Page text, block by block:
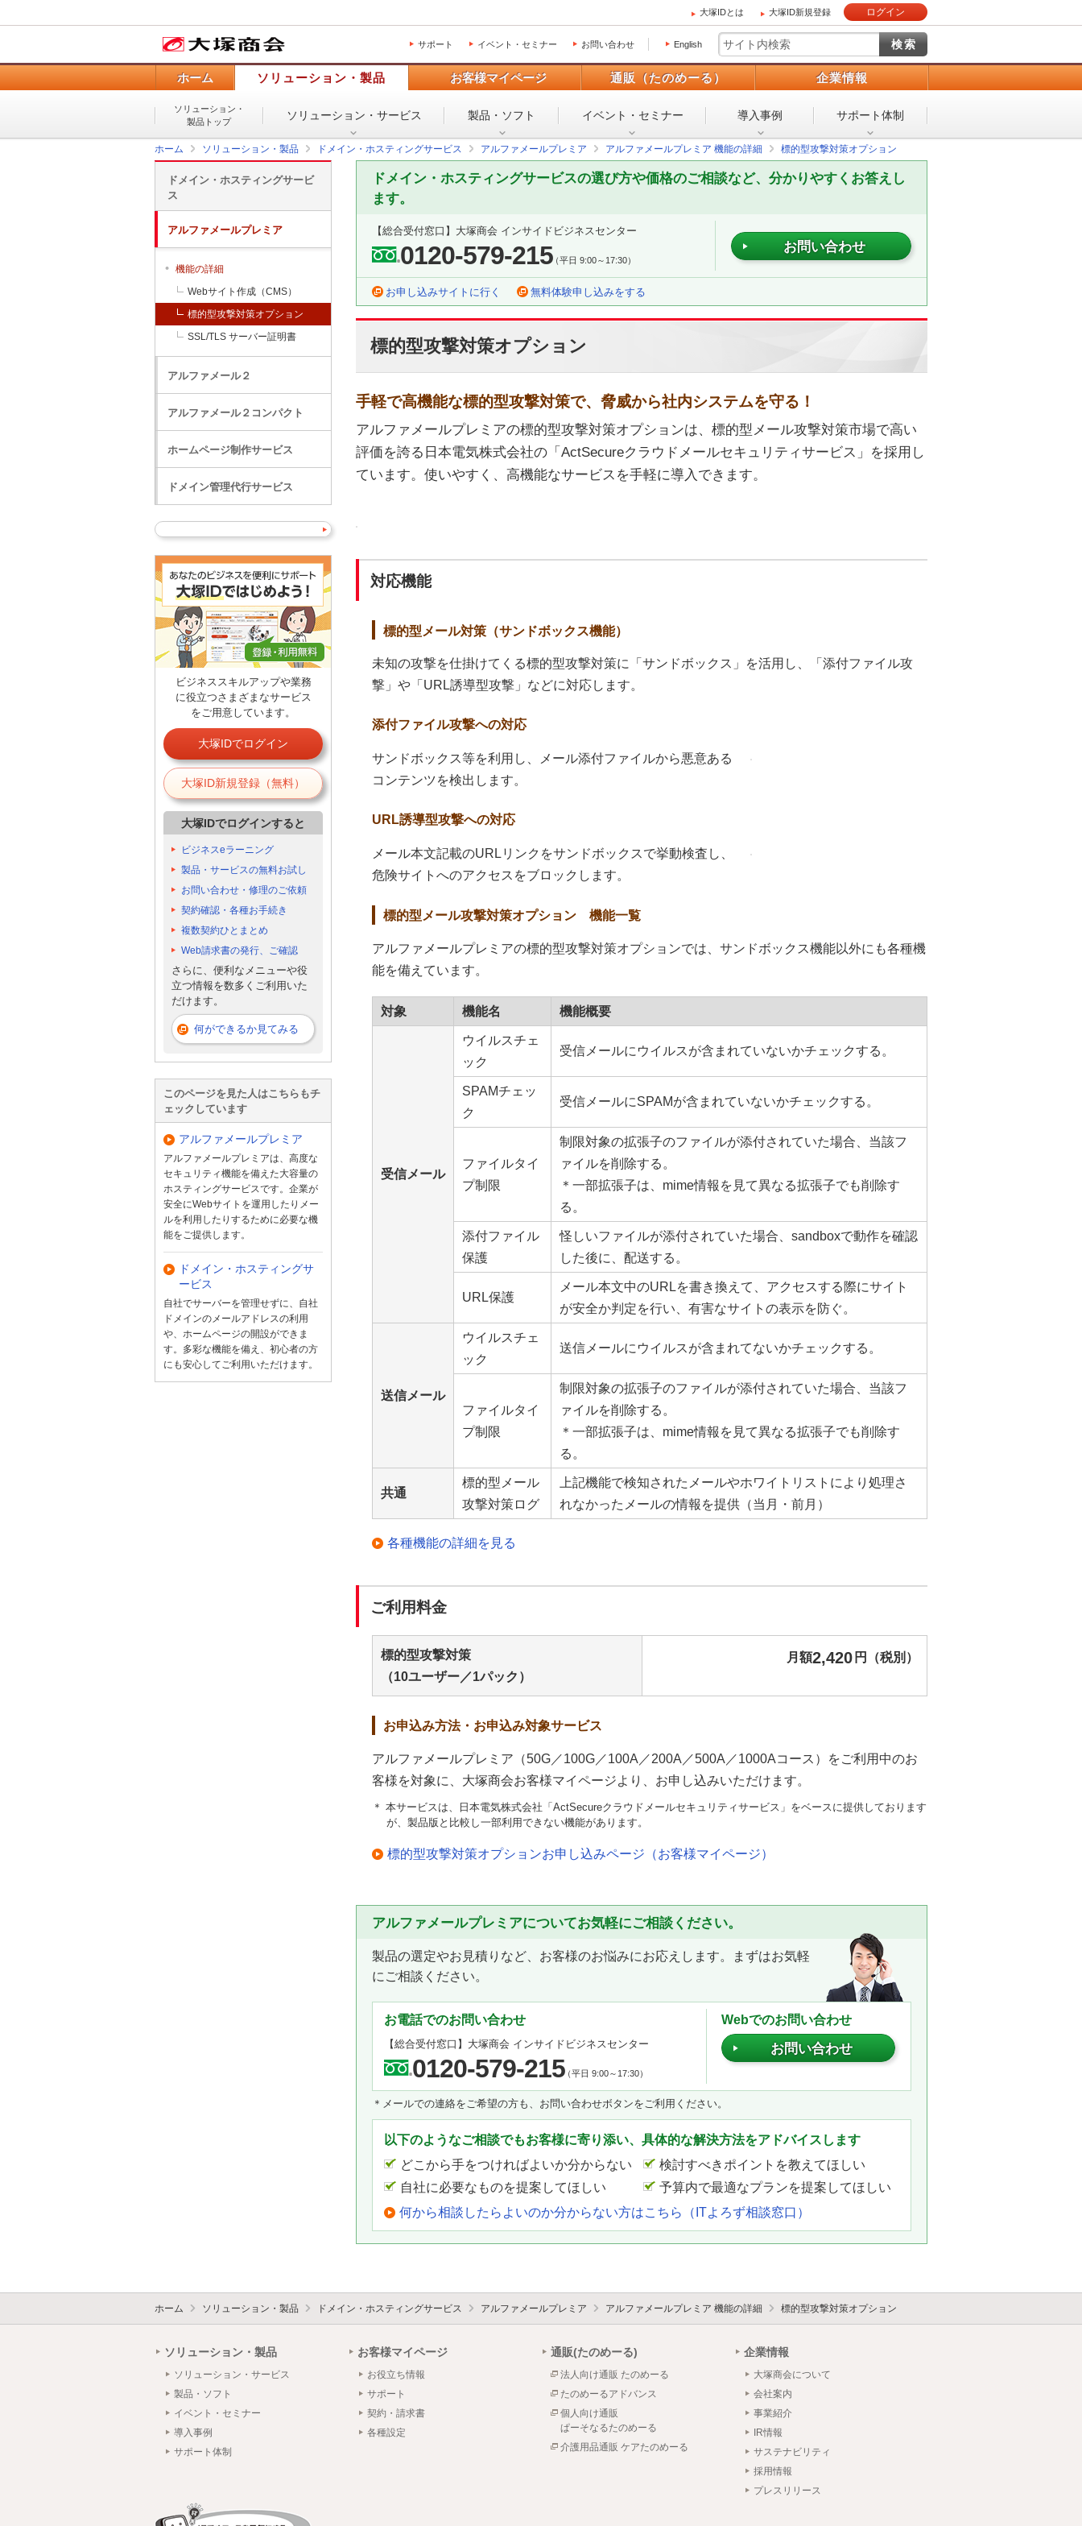
大塚IDとは 大塚ID新規登録 ログイン
サポート イベント・セミナー お問い合わせ English
ホーム ソリューション・製品 お客様マイページ 通販（たのめーる） 企業情報
ソリューション・
製品トップ
ソリューション・ サービス 製品・ソフト イベント・ セミナー 導入事例 サポート体制
ホーム ソリューション・製品 ドメイン・ホスティングサービス アルファメールプレミア アルファメールプレミア 機能の詳細 標的型攻撃対策オプション
ドメイン・ホスティングサービスの選び方や価格のご相談など、分かりやすくお答えし
ます。
【総合受付窓口】大塚商会 インサイドビジネスセンター
0120-579-215（平日 9:00～17:30）
お問い合わせ
お申し込みサイトに行く 無料体験申し込みをする
標的型攻撃対策オプション
手軽で高機能な標的型攻撃対策で、脅威から社内システムを守る！
アルファメールプレミアの標的型攻撃対策オプションは、標的型メール攻撃対策市場で高い
評価を誇る日本電気株式会社の「ActSecureクラウドメールセキュリティサービス」を採用し
ています。使いやすく、高機能なサービスを手軽に導入できます。
対応機能
標的型メール対策（サンドボックス機能）
未知の攻撃を仕掛けてくる標的型攻撃対策に「サンドボックス」を活用し、「添付ファイル攻
撃」や「URL誘導型攻撃」などに対応します。
添付ファイル攻撃への対応
サンドボックス等を利用し、メール添付ファイルから悪意ある
コンテンツを検出します。
URL誘導型攻撃への対応
メール本文記載のURLリンクをサンドボックスで挙動検査し、
危険サイトへのアクセスをブロックします。
標的型メール攻撃対策オプション 機能一覧
アルファメールプレミアの標的型攻撃対策オプションでは、サンドボックス機能以外にも各種機
能を備えています。
対象 機能名 機能概要
受信メール
ウイルスチェ
ック
受信メールにウイルスが含まれていないかチェックする。
SPAMチェッ
ク
受信メールにSPAMが含まれていないかチェックする。
ファイルタイ
プ制限
制限対象の拡張子のファイルが添付されていた場合、当該フ
ァイルを削除する。
＊一部拡張子は、mime情報を見て異なる拡張子でも削除す
る。
添付ファイル
保護
怪しいファイルが添付されていた場合、sandboxで動作を確認
した後に、配送する。
URL保護
メール本文中のURLを書き換えて、アクセスする際にサイト
が安全か判定を行い、有害なサイトの表示を防ぐ。
送信メール
ウイルスチェ
ック
送信メールにウイルスが含まれてないかチェックする。
ファイルタイ
プ制限
制限対象の拡張子のファイルが添付されていた場合、当該フ
ァイルを削除する。
＊一部拡張子は、mime情報を見て異なる拡張子でも削除す
る。
共通
標的型メール
攻撃対策ログ
上記機能で検知されたメールやホワイトリストにより処理さ
れなかったメールの情報を提供（当月・前月）
各種機能の詳細を見る
ご利用料金
標的型攻撃対策
（10ユーザー／1パック）
月額2,420 円（税別）
お申込み方法・お申込み対象サービス
アルファメールプレミア（50G／100G／100A／200A／500A／1000Aコース）をご利用中のお
客様を対象に、大塚商会お客様マイページより、お申し込みいただけます。
＊ 本サービスは、日本電気株式会社「ActSecureクラウドメールセキュリティサービス」をベースに提供しております
が、製品版と比較し一部利用できない機能があります。
標的型攻撃対策オプションお申し込みページ（お客様マイページ）
アルファメールプレミアについてお気軽にご相談ください。
製品の選定やお見積りなど、お客様のお悩みにお応えします。まずはお気軽
にご相談ください。
お電話でのお問い合わせ
【総合受付窓口】大塚商会 インサイドビジネスセンター
0120-579-215（平日 9:00～17:30）
Webでのお問い合わせ
お問い合わせ
＊メールでの連絡をご希望の方も、お問い合わせボタンをご利用ください。
以下のようなご相談でもお客様に寄り添い、具体的な解決方法をアドバイスします
どこから手をつければよいか分からない
検討すべきポイントを教えてほしい
自社に必要なものを提案してほしい
予算内で最適なプランを提案してほしい
何から相談したらよいのか分からない方はこちら（ITよろず相談窓口）
ドメイン・ホスティングサービ
ス
アルファメールプレミア
機能の詳細
Webサイト作成（CMS）
標的型攻撃対策オプション
SSL/TLS サーバー証明書
アルファメール２
アルファメール２コンパクト
ホームページ制作サービス
ドメイン管理代行サービス
ビジネススキルアップや業務
に役立つさまざまなサービス
をご用意しています。
大塚IDでログイン
大塚ID新規登録（無料）
大塚IDでログインすると
ビジネスeラーニング
製品・サービスの無料お試し
お問い合わせ・修理のご依頼
契約確認・各種お手続き
複数契約ひとまとめ
Web請求書の発行、ご確認
さらに、便利なメニューや役
立つ情報を数多くご利用いた
だけます。
何ができるか見てみる
このページを見た人はこちらもチ
ェックしています
アルファメールプレミア
アルファメールプレミアは、高度な
セキュリティ機能を備えた大容量の
ホスティングサービスです。企業が
安全にWebサイトを運用したりメー
ルを利用したりするために必要な機
能をご提供します。
ドメイン・ホスティングサ
ービス
自社でサーバーを管理せずに、自社
ドメインのメールアドレスの利用
や、ホームページの開設ができま
す。多彩な機能を備え、初心者の方
にも安心してご利用いただけます。
ホーム ソリューション・製品 ドメイン・ホスティングサービス アルファメールプレミア アルファメールプレミア 機能の詳細 標的型攻撃対策オプション
ソリューション・製品
ソリューション・サービス
製品・ソフト
イベント・セミナー
導入事例
サポート体制
お客様マイページ
お役立ち情報
サポート
契約・請求書
各種設定
通販(たのめーる)
法人向け通販 たのめーる
たのめーるアドバンス
個人向け通販
ぱーそなるたのめーる
介護用品通販 ケアたのめーる
企業情報
大塚商会について
会社案内
事業紹介
IR情報
サステナビリティ
採用情報
プレスリリース